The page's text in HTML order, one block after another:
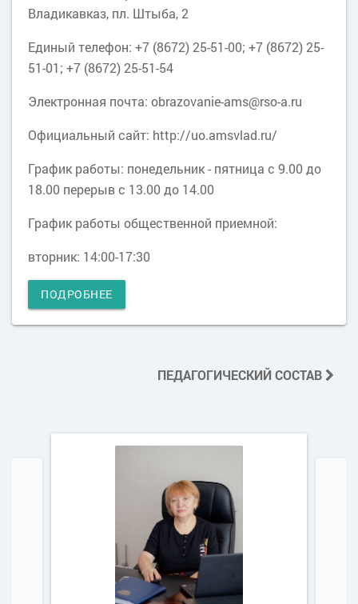
Владикавказ, пл. Штыба, 2
Единый телефон: +7 (8672) 25-51-00; +7 (8672) 25-
51-01; +7 (8672) 25-51-54
Электронная почта: obrazovanie-ams@rso-a.ru
Официальный сайт: http://uo.amsvlad.ru/
График работы: понедельник - пятница с 9.00 до
18.00 перерыв c 13.00 до 14.00
График работы общественной приемной:
вторник: 14:00-17:30
ПОДРОБНЕЕ
ПЕДАГОГИЧЕСКИЙ СОСТАВ